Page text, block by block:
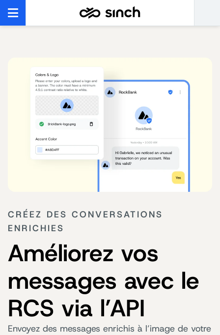
CRÉEZ DES CONVERSATIONS
ENRICHIES
Améliorez vos
messages avec le
RCS via l’API
Envoyez des messages enrichis à l’image de votre